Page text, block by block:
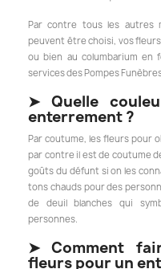
Par contre tous les autres
peuvent être choisi, vos
ou bien au columbarium en
services des Pompes
➤Quelle
enterrement ?
Par coutume, les fleurs pour
par contre il est de coutume
goûts du défunt si on les
tons chauds pour des
de deuil blanches qui
personnes.
➤Comment
fleurs pour un